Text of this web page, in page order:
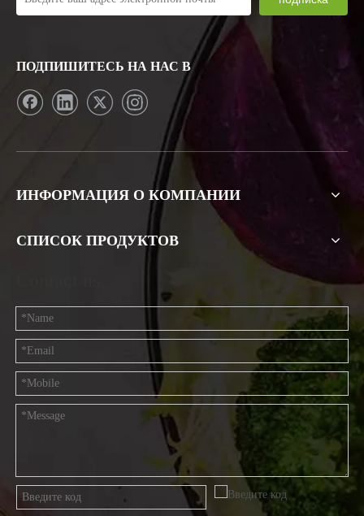
ПОДПИШИТЕСЬ НА НАС В
ИНФОРМАЦИЯ О КОМПАНИИ
СПИСОК ПРОДУКТОВ